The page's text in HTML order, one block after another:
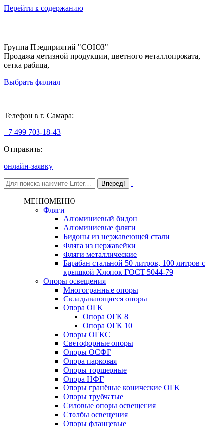
Перейти к содержанию
Группа Предприятий "СОЮЗ"
Продажа метизной продукции, цветного металлопроката,
сетка рабица,
Выбрать филиал
Телефон в г. Самара:
+7 499 703-18-43
Отправить:
онлайн-заявку
МЕНЮМЕНЮ
Фляги
Алюминиевый бидон
Алюминиевые фляги
Бидоны из нержавеющей стали
Фляга из нержавейки
Фляги металлические
Барабан стальной 50 литров, 100 литров с
крышкой Хлопок ГОСТ 5044-79
Опоры освещения
Многогранные опоры
Складывающиеся опоры
Опора ОГК
Опора ОГК 8
Опора ОГК 10
Опоры ОГКС
Светофорные опоры
Опоры ОСФГ
Опора парковая
Опоры торшерные
Опора НФГ
Опоры гранёные конические ОГК
Опоры трубчатые
Силовые опоры освещения
Столбы освещения
Опоры фланцевые